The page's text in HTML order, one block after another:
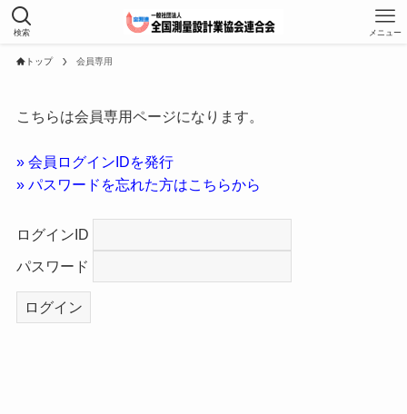
検索 メニュー
トップ 会員専用
こちらは会員専用ページになります。
» 会員ログインIDを発行
» パスワードを忘れた方はこちらから
ログインID
パスワード